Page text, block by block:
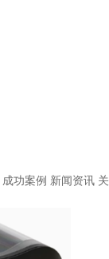
成功案例 新闻资讯